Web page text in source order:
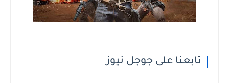
تابعنا على جوجل نيوز